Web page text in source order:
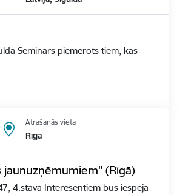
Seminārs piemērots tiem, kas
Atrašanās vieta
Rīga
(Rīgā)
4.stāvā Interesentiem būs iespēja